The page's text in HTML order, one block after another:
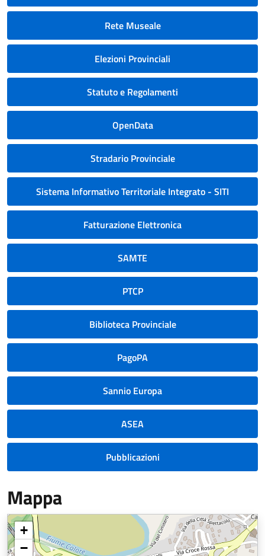
Rete Museale
Elezioni Provinciali
Statuto e Regolamenti
OpenData
Stradario Provinciale
Sistema Informativo Territoriale Integrato - SITI
Fatturazione Elettronica
SAMTE
PTCP
Biblioteca Provinciale
PagoPA
Sannio Europa
ASEA
Pubblicazioni
Mappa
+
−